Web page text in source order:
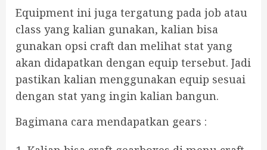
Equipment ini juga tergatung pada job atau
class yang kalian gunakan, kalian bisa
gunakan opsi craft dan melihat stat yang
akan didapatkan dengan equip tersebut. Jadi
pastikan kalian menggunakan equip sesuai
dengan stat yang ingin kalian bangun.
Bagimana cara mendapatkan gears :